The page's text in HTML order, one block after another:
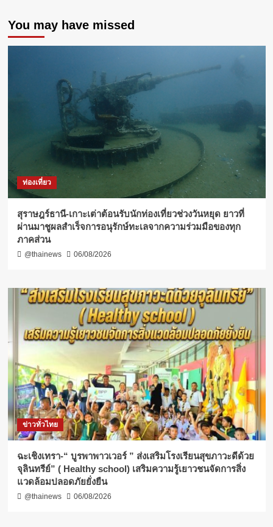
You may have missed
ท่องเที่ยว
สุราษฎร์ธานี-เกาะเต่าต้อนรับนักท่องเที่ยวช่วงวันหยุด ยาวที่
ผ่านมาชูผลสำเร็จการอนุรักษ์ทะเลจากความร่วมมือของทุก
ภาคส่วน
@thainews 06/08/2026
ข่าวทั่วไทย
ฉะเชิงเทรา-​“ บูรพาพาวเวอร์ ” ส่งเสริมโรงเรียนสุขภาวะดีด้วย
จุลินทรีย์” ( Healthy school) เสริมความรู้เยาวชนจัดการสิ่ง
แวดล้อมปลอดภัยยั่งยืน
@thainews 06/08/2026